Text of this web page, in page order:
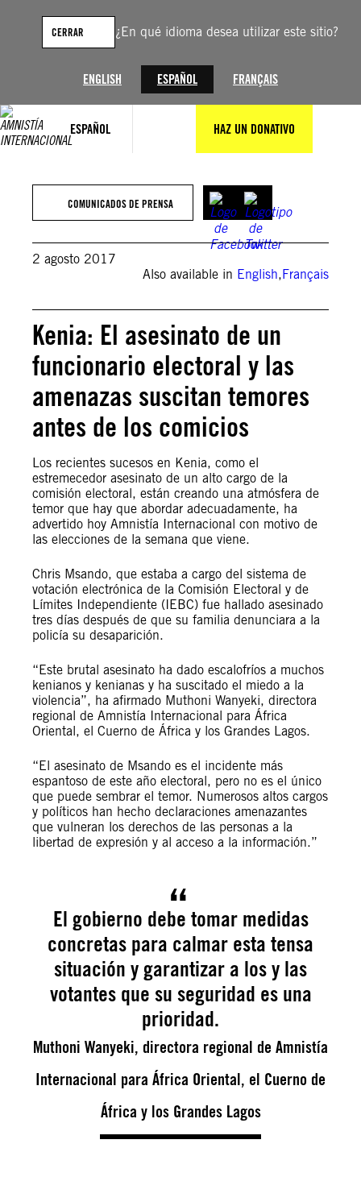
¿En qué idioma desea utilizar este sitio?
ENGLISH ESPAÑOL FRANÇAIS
CERRAR
ESPAÑOL HAZ UN DONATIVO
contenido
COMUNICADOS DE PRENSA
2 agosto 2017
Also available in English,Français
Kenia: El asesinato de un
funcionario electoral y las
amenazas suscitan temores
antes de los comicios
Los recientes sucesos en Kenia, como el
estremecedor asesinato de un alto cargo de la
comisión electoral, están creando una atmósfera de
temor que hay que abordar adecuadamente, ha
advertido hoy Amnistía Internacional con motivo de
las elecciones de la semana que viene.
Chris Msando, que estaba a cargo del sistema de
votación electrónica de la Comisión Electoral y de
Límites Independiente (IEBC) fue hallado asesinado
tres días después de que su familia denunciara a la
policía su desaparición.
“Este brutal asesinato ha dado escalofríos a muchos
kenianos y kenianas y ha suscitado el miedo a la
violencia”, ha afirmado Muthoni Wanyeki, directora
regional de Amnistía Internacional para África
Oriental, el Cuerno de África y los Grandes Lagos.
“El asesinato de Msando es el incidente más
espantoso de este año electoral, pero no es el único
que puede sembrar el temor. Numerosos altos cargos
y políticos han hecho declaraciones amenazantes
que vulneran los derechos de las personas a la
libertad de expresión y al acceso a la información.”
El gobierno debe tomar medidas
concretas para calmar esta tensa
situación y garantizar a los y las
votantes que su seguridad es una
prioridad.
Muthoni Wanyeki, directora regional de Amnistía
Internacional para África Oriental, el Cuerno de
África y los Grandes Lagos